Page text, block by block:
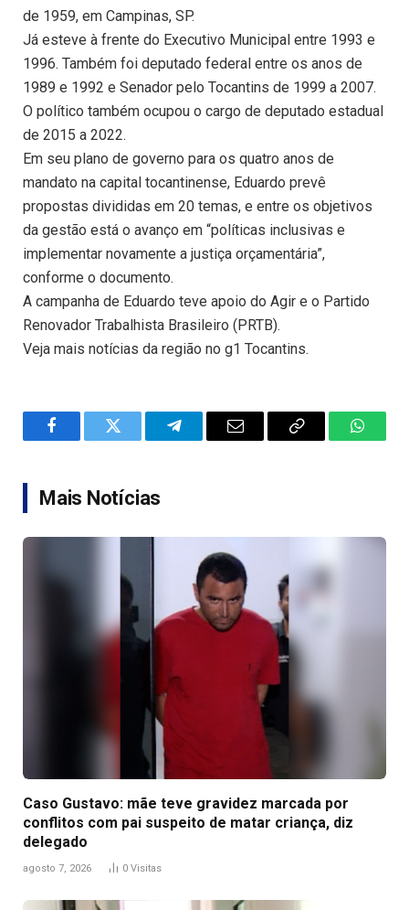
de 1959, em Campinas, SP.
Já esteve à frente do Executivo Municipal entre 1993 e
1996. Também foi deputado federal entre os anos de
1989 e 1992 e Senador pelo Tocantins de 1999 a 2007.
O político também ocupou o cargo de deputado estadual
de 2015 a 2022.
Em seu plano de governo para os quatro anos de
mandato na capital tocantinense, Eduardo prevê
propostas divididas em 20 temas, e entre os objetivos
da gestão está o avanço em “políticas inclusivas e
implementar novamente a justiça orçamentária”,
conforme o documento.
A campanha de Eduardo teve apoio do Agir e o Partido
Renovador Trabalhista Brasileiro (PRTB).
Veja mais notícias da região no g1 Tocantins.
FacebookTwitter TelegramEmail
Copy
Mais Notícias
Caso Gustavo: mãe teve gravidez marcada por
conflitos com pai suspeito de matar criança, diz
delegado
agosto 7, 2026 0 Visitas